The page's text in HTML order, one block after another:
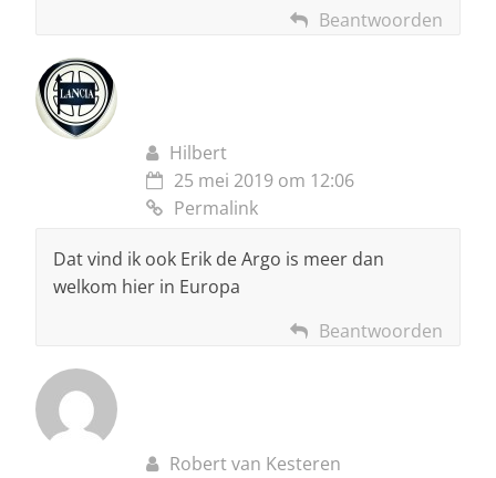
Beantwoorden
Hilbert
25 mei 2019 om 12:06
Permalink
Dat vind ik ook Erik de Argo is meer dan
welkom hier in Europa
Beantwoorden
Robert van Kesteren